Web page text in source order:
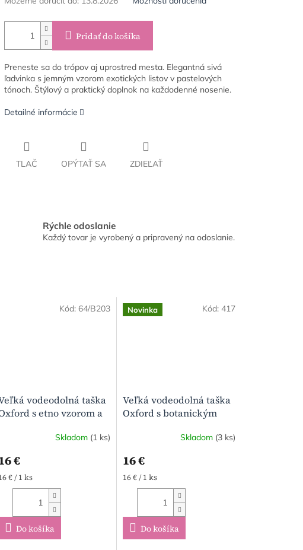
Pridať do košíka
Preneste sa do trópov aj uprostred mesta. Elegantná sivá
ľadvinka s jemným vzorom exotických listov v pastelových
tónoch. Štýlový a praktický doplnok na každodenné nosenie.
Detailné informácie
TLAČ OPÝTAŤ SA ZDIEĽAŤ
Rýchle odoslanie
Každý tovar je vyrobený a pripravený na odoslanie.
vodeodolná taška
s etno vzorom a
Skladom (1 ks)
€
cena:
€ / 1 ks
Do košíka
Kód:64/B203 Novinka
Veľká vodeodolná taška
Oxford s botanickým
handmade kúsok)
produktu
je
hviezdičiek.
Skladom (3 ks)
16 €
Jednotková
cena:
16 € / 1 ks
Do košíka
Kód: 417